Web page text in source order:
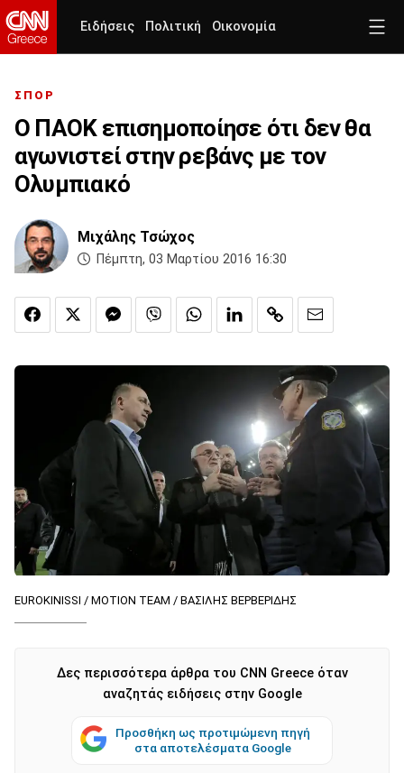
Ειδήσεις Πολιτική Οικονομία
ΣΠΟΡ
Ο ΠΑΟΚ επισημοποίησε ότι δεν θα
αγωνιστεί στην ρεβάνς με τον
Ολυμπιακό
Μιχάλης Τσώχος
Πέμπτη, 03 Μαρτίου 2016 16:30
EUROKINISSI / MOTION TEAM / ΒΑΣΙΛΗΣ ΒΕΡΒΕΡΙΔΗΣ
Δες περισσότερα άρθρα του CNN Greece όταν
αναζητάς ειδήσεις στην Google
Προσθήκη ως προτιμώμενη πηγή
στα αποτελέσματα Google